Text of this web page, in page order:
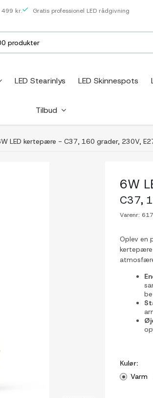
kr. Gratis professionel LED rådgivning
LED Stearinlys LED Skinnespots
Tilbud
LED kertepære - C37, 160 grader, 230V,
6W
C37,
Varenr:
Oplev en
Kulør:
Varm